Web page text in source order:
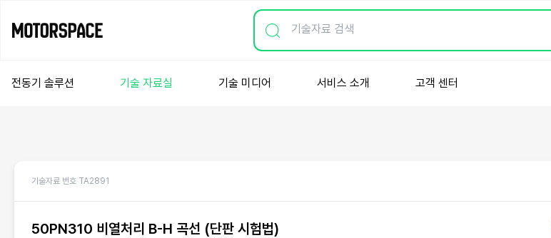
전동기 솔루션 기술 자료실 기술 미디어 서비스 소개 고객 센터
기술자료 번호 TA2891
50PN310 비열처리 B-H 곡선 (단판 시험법)